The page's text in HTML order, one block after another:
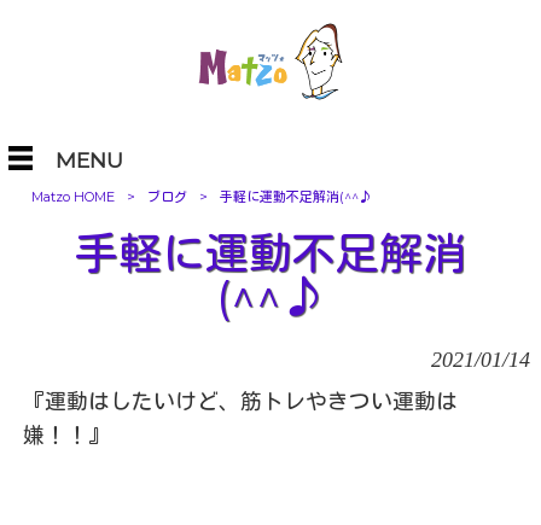
MENU
Matzo HOME > ブログ > 手軽に運動不足解消(^^♪
手軽に運動不足解消
(^^♪
2021/01/14
『運動はしたいけど、筋トレやきつい運動は
嫌！！』